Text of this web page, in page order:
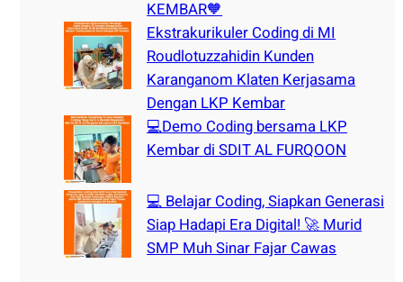
KEMBAR🧡
Ekstrakurikuler Coding di MI
Roudlotuzzahidin Kunden
Karanganom Klaten Kerjasama
Dengan LKP Kembar
💻Demo Coding bersama LKP
Kembar di SDIT AL FURQOON
💻 Belajar Coding, Siapkan Generasi
Siap Hadapi Era Digital! 🚀 Murid
SMP Muh Sinar Fajar Cawas